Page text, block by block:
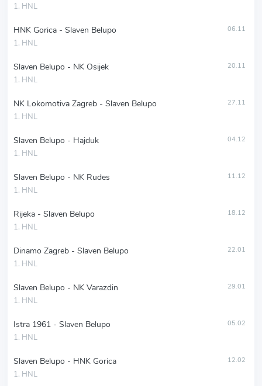
1. HNL
HNK Gorica - Slaven Belupo
1. HNL
06.11
Slaven Belupo - NK Osijek
1. HNL
20.11
NK Lokomotiva Zagreb - Slaven Belupo
1. HNL
27.11
Slaven Belupo - Hajduk
1. HNL
04.12
Slaven Belupo - NK Rudes
1. HNL
11.12
Rijeka - Slaven Belupo
1. HNL
18.12
Dinamo Zagreb - Slaven Belupo
1. HNL
22.01
Slaven Belupo - NK Varazdin
1. HNL
29.01
Istra 1961 - Slaven Belupo
1. HNL
05.02
Slaven Belupo - HNK Gorica
1. HNL
12.02